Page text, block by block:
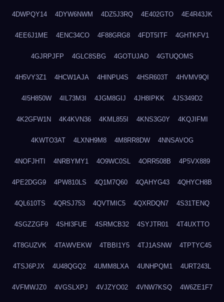
4DWPQY14 4DYW6NWM 4DZ5J3RQ 4E402GTO 4E4R43JK
4EE6J1ME 4ENC34CO 4F88GRG8 4FDT5ITF 4GHTKFV1
4GJRPJFP 4GLC8SBG 4GOTUJAD 4GTUQOMS
4H5VY3Z1 4HCW1AJA 4HINPU4S 4HSR603T 4HVMV9QI
4I5H850W 4IL73M3I 4JGM8GIJ 4JH8IPKK 4JS349D2
4K2GFW1N 4K4KVN36 4KML855I 4KNS3G0Y 4KQJIFMI
4KWTO3AT 4LXNH9M8 4M8RR8DW 4NNSAVOG
4NOFJHTI 4NRBYMY1 4O9WC0SL 4ORR508B 4P5VX889
4PE2DGG9 4PW810LS 4Q1M7Q60 4QAHYG43 4QHYCH8B
4QL610TS 4QRSJ753 4QVTMIC5 4QXRDQN7 4S31TENQ
4SGZZGF9 4SHI3FUE 4SRMCB32 4SYJTR01 4T4UXTTO
4T8GUZVK 4TAWVEKW 4TBBI1Y5 4TJ1ASNW 4TPTYC45
4TSJ6PJX 4U48QGQ2 4UMM8LXA 4UNHPQM1 4URT243L
4VFMWJZ0 4VGSLXPJ 4VJZYO02 4VNW7KSQ 4W6ZE1F7